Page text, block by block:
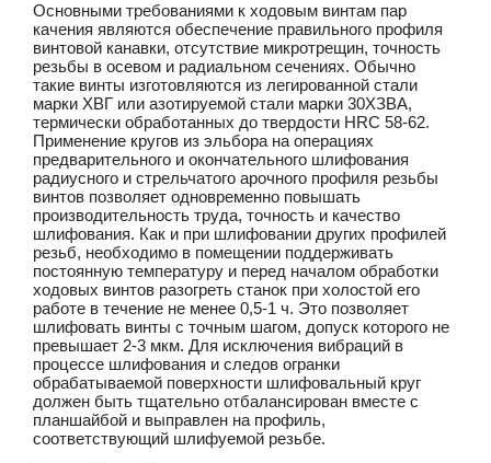
Основными требованиями к ходовым винтам пар
качения являются обеспечение правильного профиля
винтовой канавки, отсутствие микротрещин, точность
резьбы в осевом и радиальном сечениях. Обычно
такие винты изготовляются из легированной стали
марки ХВГ или азотируемой стали марки 30ХЗВА,
термически обработанных до твердости HRC 58-62.
Применение кругов из эльбора на операциях
предварительного и окончательного шлифования
радиусного и стрельчатого арочного профиля резьбы
винтов позволяет одновременно повышать
производительность труда, точность и качество
шлифования. Как и при шлифовании других профилей
резьб, необходимо в помещении поддерживать
постоянную температуру и перед началом обработки
ходовых винтов разогреть станок при холостой его
работе в течение не менее 0,5-1 ч. Это позволяет
шлифовать винты с точным шагом, допуск которого не
превышает 2-3 мкм. Для исключения вибраций в
процессе шлифования и следов огранки
обрабатываемой поверхности шлифовальный кpyг
должен быть тщательно отбалансирован вместе с
планшайбой и выправлен на профиль,
соответствующий шлифуемой резьбе.